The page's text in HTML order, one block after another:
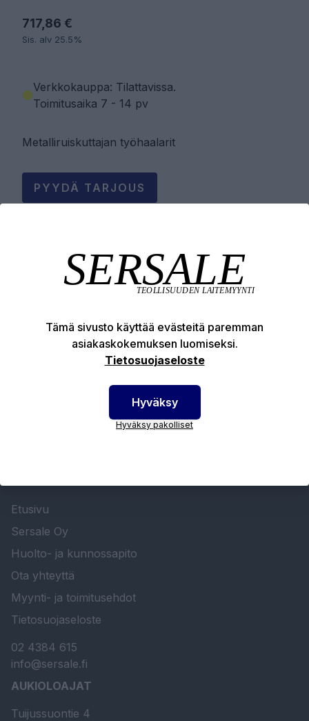
717,86 €
Sis. alv 25.5%
Verkkokauppa: Tilattavissa.
Toimitusaika 7 - 14 pv
Metalliruiskuttajan työhaalarit
PYYDÄ TARJOUS
Tekniset edut
Etusivu
Sersale Oy
Huolto- ja kunnossapito
Ota yhteyttä
Myynti- ja toimitusehdot
Tietosuojaseloste
02 4384 615
info@sersale.fi
AUKIOLOAJAT
Tuijussuontie 4
Tämä sivusto käyttää evästeitä paremman
asiakaskokemuksen luomiseksi.
Tietosuojaseloste
Hyväksy
Hyväksy pakolliset